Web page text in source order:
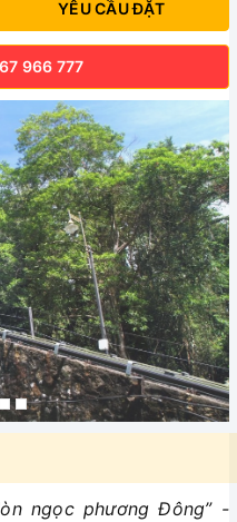
ngọc phương Đông” -
YÊU CẦU ĐẶT
966 777